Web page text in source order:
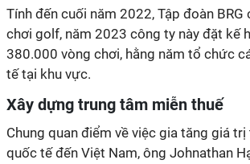
Tính đến cuối năm 2022, Tập đoàn
chơi golf, năm 2023 công ty này đặt kế
380.000 vòng chơi, hằng năm tổ chức
tế tại khu vực.
Xây dựng trung tâm miễn thuế
Chung quan điểm về việc gia tăng giá
quốc tế đến Việt Nam, ông Johnathan